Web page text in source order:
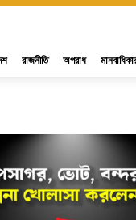
রাজনীতি অপরাধ